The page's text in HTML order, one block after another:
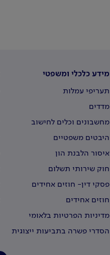
מידע כלכלי ומשפטי
תעריפי עמלות
מדדים
מחשבונים וכלים לחישוב
היבטים משפטיים
איסור הלבנת הון
חוק שירותי תשלום
פסקי דין- חוזים אחידים
חוזים אחידים
מדיניות הפרטיות בלאומי
הסדרי פשרה בתביעות ייצוגית